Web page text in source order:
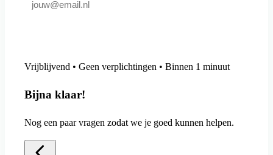
Vrijblijvend • Geen verplichtingen • Binnen 1 minuut
Bijna klaar!
Nog een paar vragen zodat we je goed kunnen helpen.